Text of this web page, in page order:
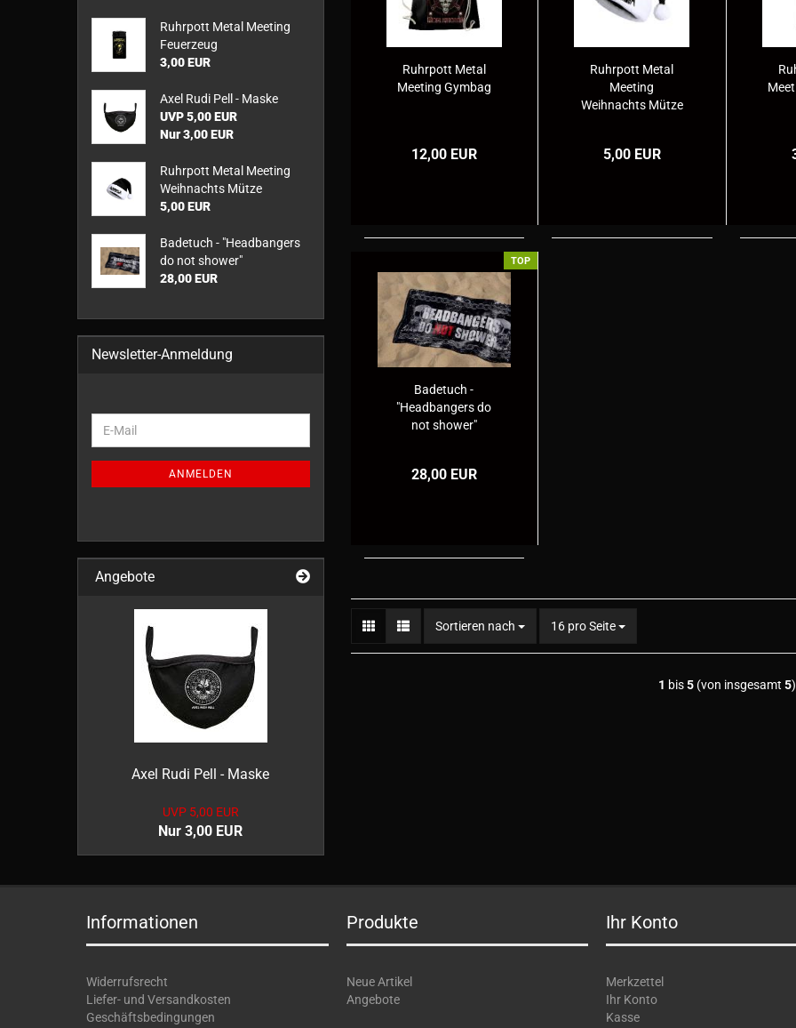
Ruhrpott Metal
Meeting Gymbag
12,00 EUR
Ruhrpott Metal
Meeting
Weihnachts Mütze
5,00 EUR
TOP
Badetuch -
"Headbangers do
not shower"
28,00 EUR
Sortieren nach
Sortieren nach 16 pro Seite
pro Seite
1 bis5(von insgesamt 5)
Ruhrpott Metal Meeting
Feuerzeug
3,00 EUR
Axel Rudi Pell - Maske
UVP 5,00 EUR
Nur 3,00 EUR
Ruhrpott Metal Meeting
Weihnachts Mütze
5,00 EUR
Badetuch - "Headbangers
do not shower"
28,00 EUR
Newsletter-Anmeldung
ZUR
E-
Mail
ANMELDEN
Angebote
Axel Rudi Pell - Maske
UVP 5,00 EUR
Nur 3,00 EUR
Informationen
Widerrufsrecht
Liefer- und Versandkosten
Geschäftsbedingungen
Produkte
Neue Artikel
Angebote
Ihr Konto
Merkzettel
Ihr Konto
Kasse